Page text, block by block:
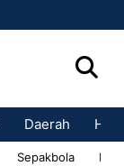
Daerah
Sepakbola